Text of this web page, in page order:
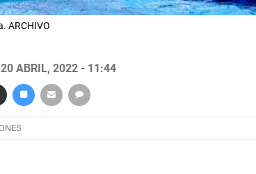
ARCHIVO
ABRIL, 2022 - 11:44